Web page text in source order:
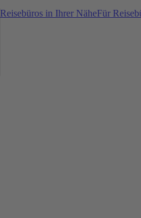
Reisebüros in Ihrer NäheFür